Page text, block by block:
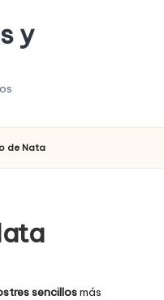
y
de Nata
sencillosmás